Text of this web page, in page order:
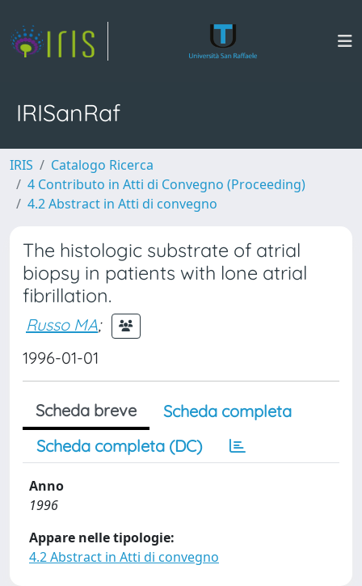
IRISanRaf
IRIS
Catalogo Ricerca
4 Contributo in Atti di Convegno (Proceeding)
4.2 Abstract in Atti di convegno
The histologic substrate of atrial
biopsy in patients with lone atrial
fibrillation.
Russo MA;
1996-01-01
Scheda breve
Scheda completa
Scheda completa (DC)
Anno
1996
Appare nelle tipologie:
4.2 Abstract in Atti di convegno